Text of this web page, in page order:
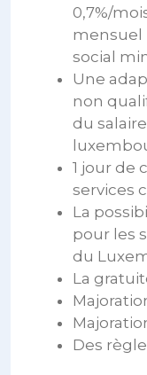
0,7%/
mensuel
social
Une
non
du
1 jour de
services
La
pour les
du
La
Des